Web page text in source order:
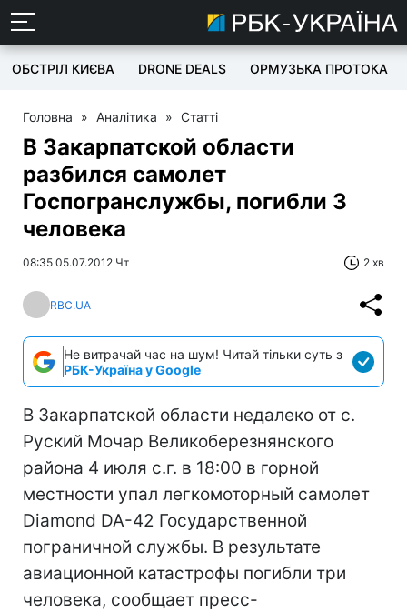
ОБСТРІЛ КИЄВА DRONE DEALS ОРМУЗЬКА ПРОТОКА
Головна » Аналітика » Статті
В Закарпатской области
разбился самолет
Госпогранслужбы, погибли 3
человека
08:35 05.07.2012 Чт 2 хв
RBC.UA
Не витрачай час на шум! Читай тільки суть з
РБК-Україна у Google
В Закарпатской области недалеко от с.
Руский Мочар Великоберезнянского
района 4 июля с.г. в 18:00 в горной
местности упал легкомоторный самолет
Diamond DA-42 Государственной
пограничной службы. В результате
авиационной катастрофы погибли три
человека, сообщает пресс-